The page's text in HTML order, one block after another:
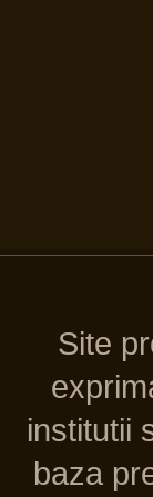
Site
institutii
baza